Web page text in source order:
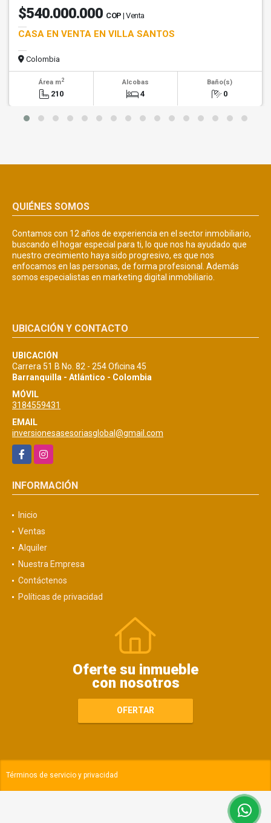
$540.000.000 COP | Venta
CASA EN VENTA EN VILLA SANTOS
Colombia
Área m2
210
Alcobas
4
Baño(s)
0
QUIÉNES SOMOS
Contamos con 12 años de experiencia en el sector inmobiliario,
buscando el hogar especial para ti, lo que nos ha ayudado que
nuestro crecimiento haya sido progresivo, es que nos
enfocamos en las personas, de forma profesional. Además
somos especialistas en marketing digital inmobiliario.
UBICACIÓN Y CONTACTO
UBICACIÓN
Carrera 51 B No. 82 - 254 Oficina 45
Barranquilla - Atlántico - Colombia
MÓVIL
3184559431
EMAIL
inversionesasesoriasglobal@gmail.com
FacebookInstagram
INFORMACIÓN
Inicio
Ventas
Alquiler
Nuestra Empresa
Contáctenos
Políticas de privacidad
Oferte su inmueble
con nosotros
OFERTAR
Términos de servicio y privacidad